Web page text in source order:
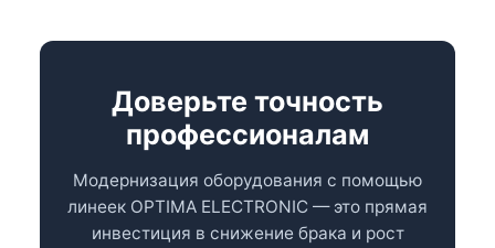
Доверьте точность
профессионалам
Модернизация оборудования с помощью
линеек OPTIMA ELECTRONIC — это прямая
инвестиция в снижение брака и рост